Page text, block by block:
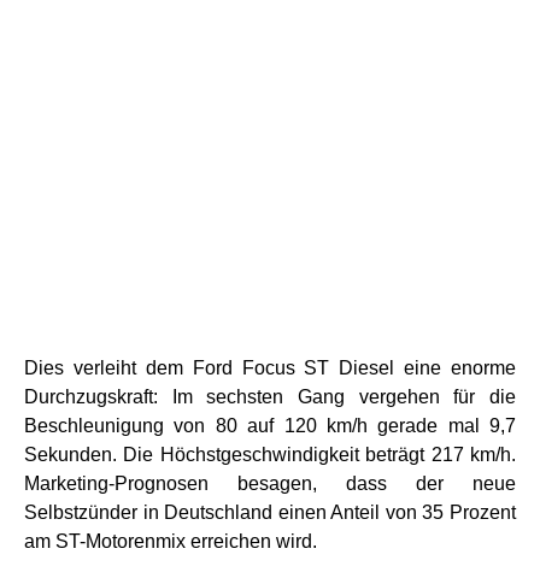
Dies verleiht dem Ford Focus ST Diesel eine enorme
Durchzugskraft: Im sechsten Gang vergehen für die
Beschleunigung von 80 auf 120 km/h gerade mal 9,7
Sekunden. Die Höchstgeschwindigkeit beträgt 217 km/h.
Marketing-Prognosen besagen, dass der neue
Selbstzünder in Deutschland einen Anteil von 35 Prozent
am ST-Motorenmix erreichen wird.